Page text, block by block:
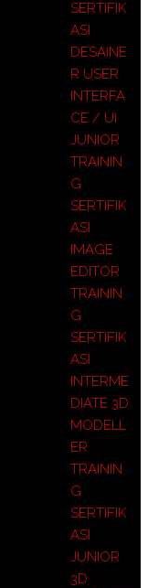
SERTIFIK
ASI
DESAINE
R USER
INTERFA
CE / UI
JUNIOR
TRAININ
G
SERTIFIK
ASI
IMAGE
EDITOR
TRAININ
G
SERTIFIK
ASI
INTERME
DIATE 3D
MODELL
ER
TRAININ
G
SERTIFIK
ASI
JUNIOR
3D